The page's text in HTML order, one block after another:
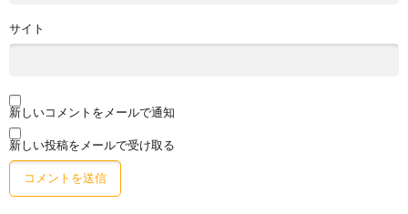
サイト
新しいコメントをメールで通知
新しい投稿をメールで受け取る